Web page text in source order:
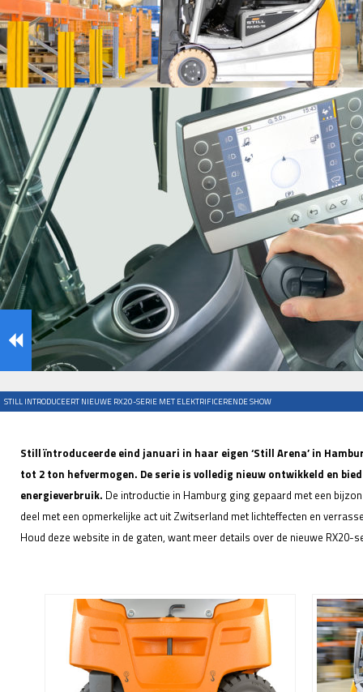
STILL INTRODUCEERT NIEUWE RX20-SERIE MET ELEKTRIFICERENDE SHOW
Still ïntroduceerde eind januari in haar eigen ‘Still Arena’ in
tot 2 ton hefvermogen. De serie is volledig nieuw ontwikkeld en
energieverbruik. De introductie in Hamburg ging gepaard met een
deel met een opmerkelijke act uit Zwitserland met lichteffecten en
Houd deze website in de gaten, want meer details over de nieuwe RX20-